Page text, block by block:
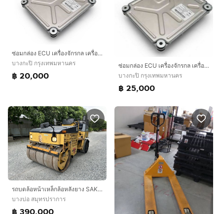
ซ่อมกล่อง ECU เครื่องจักรกล เครื่องจักรการเกษตร รถแบคโฮ รถเทรลเลอร์ เครื่องจักรโยธา รถปูยาง
บางกะปิ กรุงเทพมหานคร
฿ 20,000
ซ่อมกล่อง ECU เครื่องจักรกล เครื่องจักรการเกษตร รถแบคโฮ รถเทรลเลอร์ เครื่องจักรโยธา รถปูยาง รถปูยางมะตอย ซ่อมECUเครื่องจักร
บางกะปิ กรุงเทพมหานคร
฿ 25,000
รถบดล้อหน้าเหล็กล้อหลังยาง SAKAI รุ่น TW350-1 ขนาด 2.5ตัน รถเก่านอกนำเข้า
บางบ่อ สมุทรปราการ
฿ 390,000